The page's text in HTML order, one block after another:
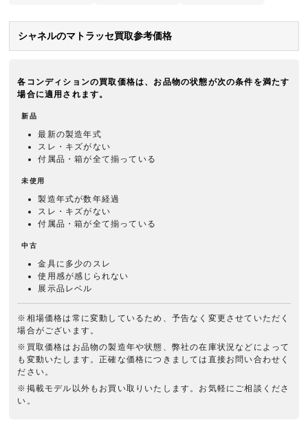
シャネルのマトラッセ買取参考価格
各コンディションの買取価格は、お品物の状態が次の条件を満たす
場合に適用されます。
新品
最新の製造年式
スレ・キズがない
付属品・箱が全て揃っている
未使用
製造年式が数年経過
スレ・キズがない
付属品・箱が全て揃っている
中古
金具に多少のスレ
使用感が感じられない
展示品レベル
※相場価格は常に変動しているため、予告なく変更させていただく
場合がございます。
※買取価格はお品物の製造年や状態、弊社の在庫状況などによって
も変動いたします。正確な価格につきましては直接お問い合わせく
ださい。
※掲載モデル以外もお買い取りいたします。お気軽にご相談くださ
い。